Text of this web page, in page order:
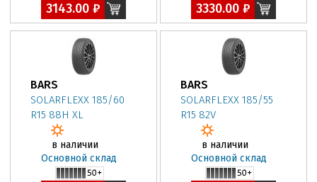
3143.00 ₽ 3330.00 ₽
BARS
SOLARFLEXX 185/60
R15 88H XL
в наличии
Основной склад
BARS
SOLARFLEXX 185/55
R15 82V
в наличии
Основной склад